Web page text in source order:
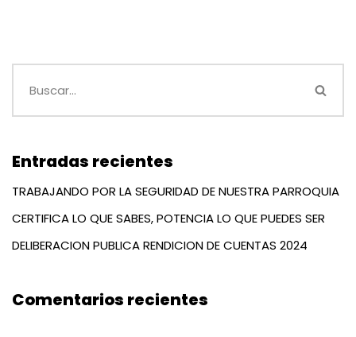
Entradas recientes
TRABAJANDO POR LA SEGURIDAD DE NUESTRA PARROQUIA
CERTIFICA LO QUE SABES, POTENCIA LO QUE PUEDES SER
DELIBERACION PUBLICA RENDICION DE CUENTAS 2024
Comentarios recientes